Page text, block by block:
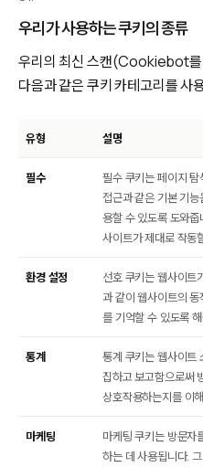
우리가 사용하는 쿠키의 종류
우리의 최신 스캔(Cookiebot를
다음과 같은 쿠키 카테고리를 사
유형 설명
필수
필수 쿠키는 페이지
접근과 같은 기본 기
용할 수 있도록 도와
사이트가 제대로 작동
환경 설정
선호 쿠키는 웹사이트
과 같이 웹사이트의
를 기억할 수 있도록
통계
통계 쿠키는 웹사이트
집하고 보고함으로써
상호작용하는지를 이
마케팅
마케팅 쿠키는 방문자
하는 데 사용됩니다.